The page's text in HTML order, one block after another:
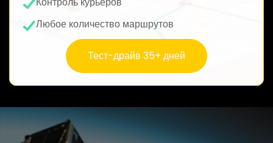
Любое количество маршрутов
Тест-драйв 35+ дней